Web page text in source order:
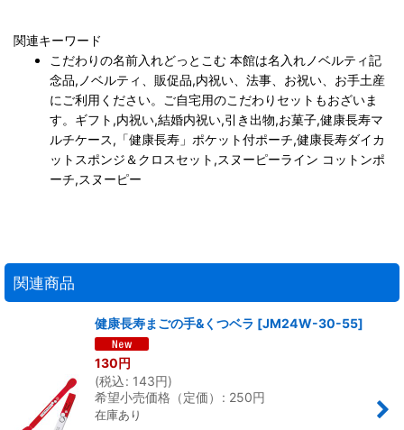
関連キーワード
こだわりの名前入れどっとこむ 本館は名入れノベルティ記
念品,ノベルティ、販促品,内祝い、法事、お祝い、お手土産
にご利用ください。ご自宅用のこだわりセットもおざいま
す。ギフト,内祝い,結婚内祝い,引き出物,お菓子,健康長寿マ
ルチケース,「健康長寿」ポケット付ポーチ,健康長寿ダイカ
ットスポンジ＆クロスセット,スヌーピーライン コットンポ
ーチ,スヌーピー
関連商品
健康長寿まごの手&くつベラ [JM24W-30-55]
130円
(税込: 143円)
希望小売価格（定価）
: 250円
在庫あり